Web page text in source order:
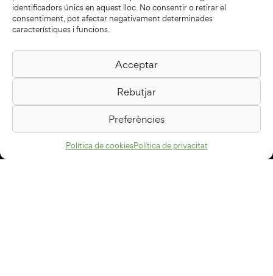
identificadors únics en aquest lloc. No consentir o retirar el
consentiment, pot afectar negativament determinades
característiques i funcions.
Acceptar
Rebutjar
Preferències
Política de cookiesPolítica de privacitat
Biblioteca Pilarin Bayés
Passeig de la Generalitat, 1
08500 Vic